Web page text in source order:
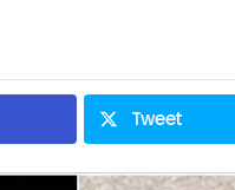
Tweet